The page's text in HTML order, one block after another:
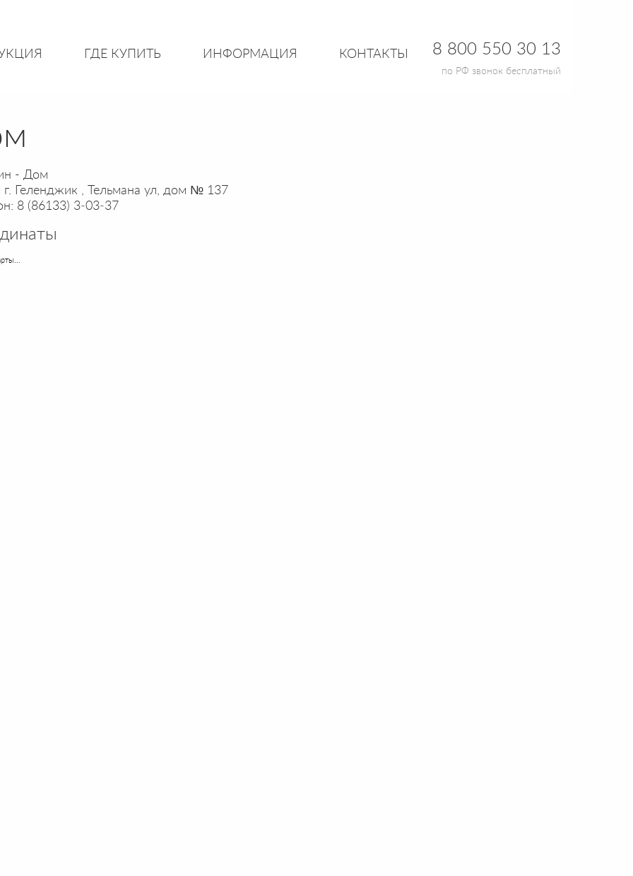
ГДЕ КУПИТЬ ИНФОРМАЦИЯ КОНТАКТЫ 8 800 550 30 13
по РФ звонок бесплатный
- Дом
г. Геленджик , Тельмана ул, дом № 137
8 (86133) 3‒03‒37